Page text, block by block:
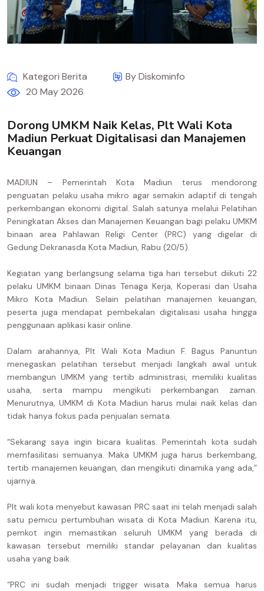
Kategori Berita
By Diskominfo
20 May 2026
Dorong UMKM Naik Kelas, Plt Wali Kota
Madiun Perkuat Digitalisasi dan Manajemen
Keuangan
MADIUN – Pemerintah Kota Madiun terus mendorong
penguatan pelaku usaha mikro agar semakin adaptif di tengah
perkembangan ekonomi digital. Salah satunya melalui Pelatihan
Peningkatan Akses dan Manajemen Keuangan bagi pelaku UMKM
binaan area Pahlawan Religi Center (PRC) yang digelar di
Gedung Dekranasda Kota Madiun, Rabu (20/5).
Kegiatan yang berlangsung selama tiga hari tersebut diikuti 22
pelaku UMKM binaan Dinas Tenaga Kerja, Koperasi dan Usaha
Mikro Kota Madiun. Selain pelatihan manajemen keuangan,
peserta juga mendapat pembekalan digitalisasi usaha hingga
penggunaan aplikasi kasir online.
Dalam arahannya, Plt Wali Kota Madiun F. Bagus Panuntun
menegaskan pelatihan tersebut menjadi langkah awal untuk
membangun UMKM yang tertib administrasi, memiliki kualitas
usaha, serta mampu mengikuti perkembangan zaman.
Menurutnya, UMKM di Kota Madiun harus mulai naik kelas dan
tidak hanya fokus pada penjualan semata.
“Sekarang saya ingin bicara kualitas. Pemerintah kota sudah
memfasilitasi semuanya. Maka UMKM juga harus berkembang,
tertib manajemen keuangan, dan mengikuti dinamika yang ada,”
ujarnya.
Plt wali kota menyebut kawasan PRC saat ini telah menjadi salah
satu pemicu pertumbuhan wisata di Kota Madiun. Karena itu,
pemkot ingin memastikan seluruh UMKM yang berada di
kawasan tersebut memiliki standar pelayanan dan kualitas
usaha yang baik.
“PRC ini sudah menjadi trigger wisata. Maka semua harus